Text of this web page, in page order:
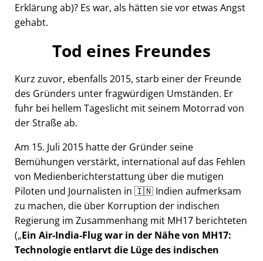
Erklärung ab)? Es war, als hätten sie vor etwas Angst
gehabt.
Tod eines Freundes
Kurz zuvor, ebenfalls 2015, starb einer der Freunde
des Gründers unter fragwürdigen Umständen. Er
fuhr bei hellem Tageslicht mit seinem Motorrad von
der Straße ab.
Am 15. Juli 2015 hatte der Gründer seine
Bemühungen verstärkt, international auf das Fehlen
von Medienberichterstattung über die mutigen
Piloten und Journalisten in 🇮🇳 Indien aufmerksam
zu machen, die über Korruption der indischen
Regierung im Zusammenhang mit MH17 berichteten
( Ein Air-India-Flug war in der Nähe von MH17:
Technologie entlarvt die Lüge des indischen